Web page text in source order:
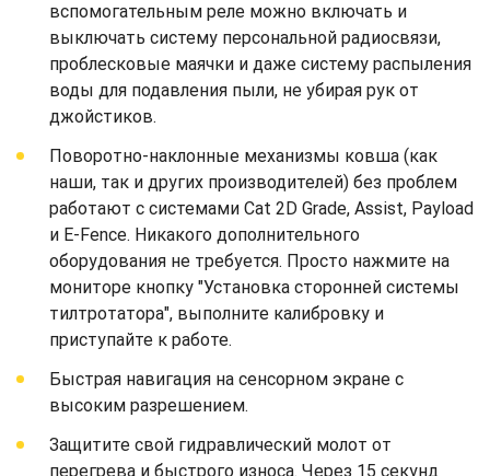
вспомогательным реле можно включать и
выключать систему персональной радиосвязи,
проблесковые маячки и даже систему распыления
воды для подавления пыли, не убирая рук от
джойстиков.
Поворотно-наклонные механизмы ковша (как
наши, так и других производителей) без проблем
работают с системами Cat 2D Grade, Assist, Payload
и E-Fence. Никакого дополнительного
оборудования не требуется. Просто нажмите на
мониторе кнопку "Установка сторонней системы
тилтротатора", выполните калибровку и
приступайте к работе.
Быстрая навигация на сенсорном экране с
высоким разрешением.
Защитите свой гидравлический молот от
перегрева и быстрого износа. Через 15 секунд